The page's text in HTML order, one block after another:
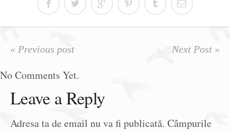
« Previous post Next Post »
No Comments Yet.
Leave a Reply
Adresa ta de email nu va fi publicată. Câmpurile